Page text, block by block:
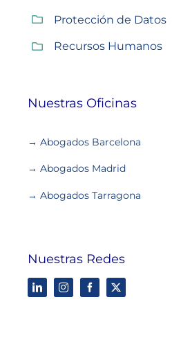
Protección de Datos
Recursos Humanos
Nuestras Oficinas
→ Abogados Barcelona
→ Abogados Madrid
→ Abogados Tarragona
Nuestras Redes